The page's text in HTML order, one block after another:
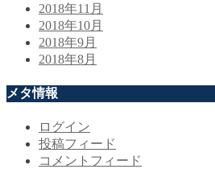
2018年11月
2018年10月
2018年9月
2018年8月
メタ情報
ログイン
投稿フィード
コメントフィード